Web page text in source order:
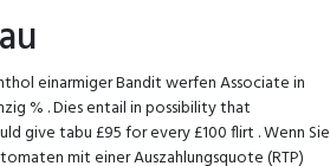
einarmiger Bandit werfen Associate in
% . Dies entail in possibility that
give tabu £95 for every £100 flirt . Wenn Sie
mit einer Auszahlungsquote (RTP)